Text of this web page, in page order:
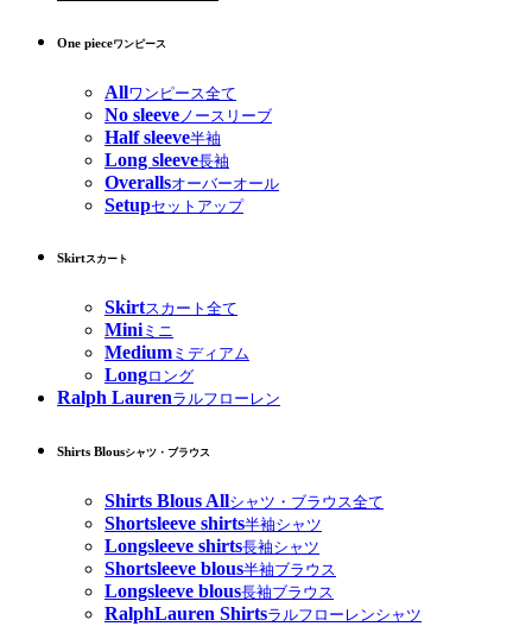
One pieceワンピース
Allワンピース全て
No sleeve ノースリーブ
Half sleeve半袖
Long sleeve長袖
Overallsオーバーオール
Setupセットアップ
Skirtスカート
Skirtスカート全て
Miniミニ
Medium ミディアム
Longロング
Ralph Laurenラルフローレン
Shirts Blousシャツ・ブラウス
Shirts Blous Allシャツ・ブラウス全て
Shortsleeve shirts半袖シャツ
Longsleeve shirts長袖シャツ
Shortsleeve blous半袖ブラウス
Longsleeve blous長袖ブラウス
RalphLauren Shirtsラルフローレンシャツ